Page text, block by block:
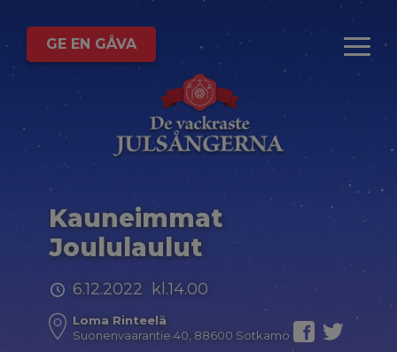
GE EN GÅVA
Kauneimmat
Joululaulut
6.12.2022 kl.14.00
Loma Rinteelä
Suonenvaarantie 40, 88600 Sotkamo